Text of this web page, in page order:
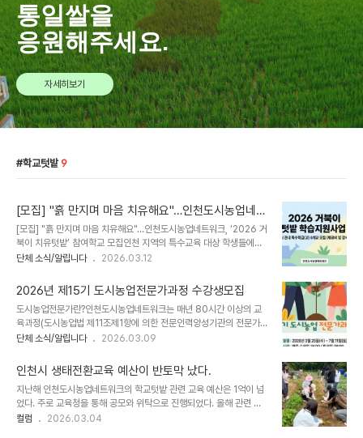
통일쌀을
응원해주세요.
자세히보기
학교텃밭 9
[모집] "흙 만지며 마음 치유해요"…인천도시농업네트
워크, ‘2026 거북이 치유텃밭’ 참여학교 모집
[모집] "흙 만지며 마음 치유해요"…인천도시농업네트워크, ‘2026 거
북이 치유텃밭’ 참여학교 모집인천 지역의 특수교육 대상 학생들에게
자연과 교감하며 심리적 안정을 얻을 수 있는 특별한 기회가 찾아옵니
학교를 대상으로 ‘2026년 거북이 치유텃밭 학습지원 사업’ 참여 기관
을 모집한다고 밝혔습니다. 이번 사업은 복지형 도시농업을 실천하기
위해 기획되었으며, 전문가의 지도 아래 아이들의 성장을 돕는 맞춤형
치유 프로그램을 제공할 예정입니다. 🌿 사업 개요 및 지원 내용이번
사업에 선정된 학교는 오는 4월부터 11월까지 전문적인 텃밭 치유 프
문 강사단 파견: 도시농업관리사 자..
단체 소식/알립니다 2026.03.12
2026년 제15기 도시농업전문가과정 수강생모집
도시농업전문가란?인천도시농업네트워크는 매년 80시간 이상의 교
육과정(도시농업법 제11조제1항에 의한 전문인력양성기관의 전문가
과정)을 운영하고 있습니다.도시농업전문가는 도시텃밭에 적합한 농
문가는 도시농업을 통한 다양한 교육프로그램의 기획 및 운영을 합니
다.도시농업전문가는 공동체텃밭의 운영 및 지원을 통해 도시농업 참
여자를 지도하고 도시농업활성화 활동을 합니다.국가자격증 [도시농
업관리사]의 자격요건 중, 필수요건인 전문가과정이수를 위한 공인된
과정입니다.교육 개요과정명: 제15기 인천도시농업전문가 양성과정
단체 소식/알립니다 2026.03.09
인천시 생태전환교육 예산이 반토막 났다.
지난해 인천도시농업네트워크의 학교텃밭 관련 교육 예산은 1억이 넘
었다. 주로 교육청을 통해 공모와 위탁으로 진행되었다. 올해 관련 예
산은 얼마나 될까? 추정치이지만 약 30% 이상 감소가 예상된다. 인
컬럼 2026.03.04